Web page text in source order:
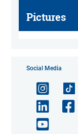
Pictures
Social Media